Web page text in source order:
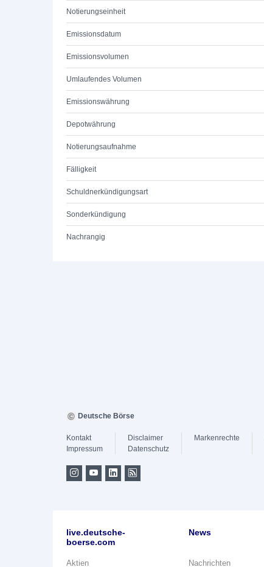
Notierungseinheit
Emissionsdatum
Emissionsvolumen
Umlaufendes Volumen
Emissionswährung
Depotwährung
Notierungsaufnahme
Fälligkeit
Schuldnerkündigungsart
Sonderkündigung
Nachrangig
Deutsche Börse
Kontakt
Impressum
Disclaimer
Datenschutz
Markenrechte
live.deutsche-
boerse.com
Aktien
News
Nachrichten